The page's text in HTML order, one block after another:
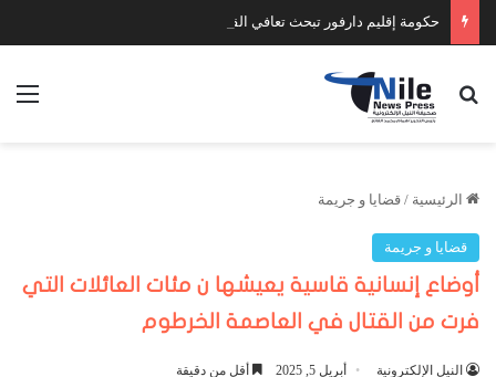
بحث عن
الرئيسية / قضايا و جريمة
قضايا و جريمة
أوضاع إنسانية قاسية يعيشها ن مئات العائلات التي
فرت من القتال في العاصمة الخرطوم
النيل الإلكترونية أبريل 5, 2025 أقل من دقيقة